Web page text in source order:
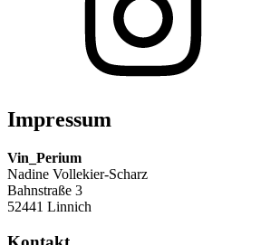
Impressum
Vin_Perium
Nadine Vollekier-Scharz
Bahnstraße 3
52441 Linnich